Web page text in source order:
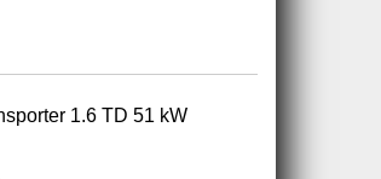
1.6 TD 51 kW